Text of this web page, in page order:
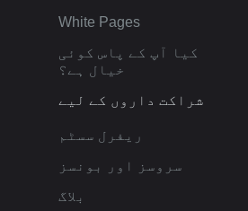
White Pages
کیا آپ کے پاس کوئی
خیال ہے؟
شراکت داروں کے لیے
ریفرل سسٹم
سروسز اور بونسز
بلاگ